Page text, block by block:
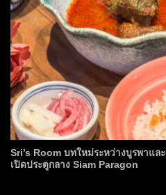
Sri’s Room บทใหม่ระหว่างบูรพาแล
เปิดประตูกลาง Siam Paragon